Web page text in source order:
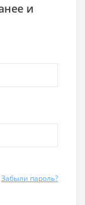
и
Забыли пароль?